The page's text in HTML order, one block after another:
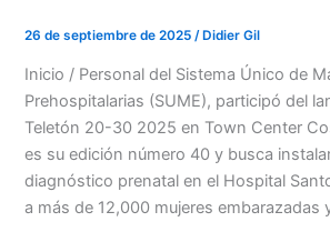
26 de septiembre de 2025 /Didier Gil
Inicio / Personal del Sistema Único de
Prehospitalarias (SUME), participó del
Teletón 20-30 2025 en Town Center
es su edición número 40 y busca
diagnóstico prenatal en el Hospital
a más de 12,000 mujeres embarazadas